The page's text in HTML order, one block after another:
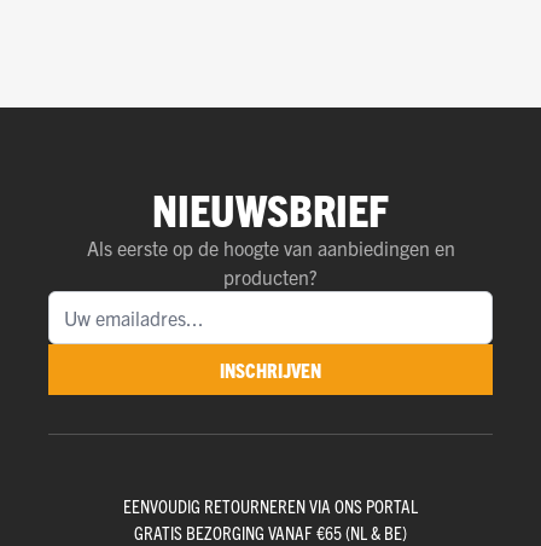
NIEUWSBRIEF
Als eerste op de hoogte van aanbiedingen en
producten?
INSCHRIJVEN
EENVOUDIG RETOURNEREN VIA ONS PORTAL
GRATIS BEZORGING VANAF €65 (NL & BE)